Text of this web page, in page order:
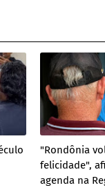
"Rondônia
felicidade",
agenda na